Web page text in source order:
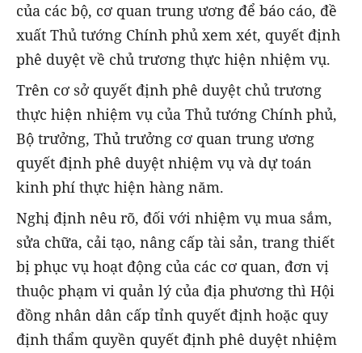
của các bộ, cơ quan trung ương để báo cáo, đề
xuất Thủ tướng Chính phủ xem xét, quyết định
phê duyệt về chủ trương thực hiện nhiệm vụ.
Trên cơ sở quyết định phê duyệt chủ trương
thực hiện nhiệm vụ của Thủ tướng Chính phủ,
Bộ trưởng, Thủ trưởng cơ quan trung ương
quyết định phê duyệt nhiệm vụ và dự toán
kinh phí thực hiện hàng năm.
Nghị định nêu rõ, đối với nhiệm vụ mua sắm,
sửa chữa, cải tạo, nâng cấp tài sản, trang thiết
bị phục vụ hoạt động của các cơ quan, đơn vị
thuộc phạm vi quản lý của địa phương thì Hội
đồng nhân dân cấp tỉnh quyết định hoặc quy
định thẩm quyền quyết định phê duyệt nhiệm